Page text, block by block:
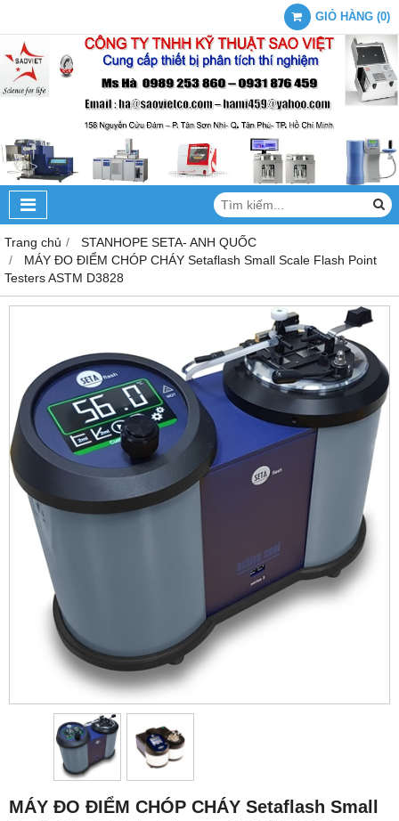
GIỎ HÀNG (0)
Trang chủ
STANHOPE SETA- ANH QUỐC
MÁY ĐO ĐIỂM CHÓP CHÁY Setaflash Small Scale Flash Point
Testers ASTM D3828
MÁY ĐO ĐIỂM CHÓP CHÁY Setaflash Small